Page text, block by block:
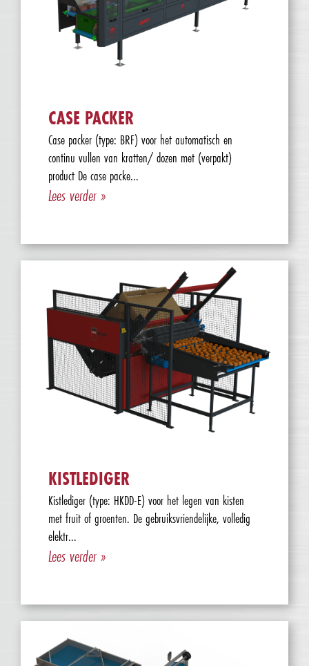
CASE PACKER
Case packer (type: BRF) voor het automatisch en
continu vullen van kratten/ dozen met (verpakt)
product De case packe...
Lees verder »
KISTLEDIGER
Kistlediger (type: HKDD-E) voor het legen van kisten
met fruit of groenten. De gebruiksvriendelijke, volledig
elektr...
Lees verder »